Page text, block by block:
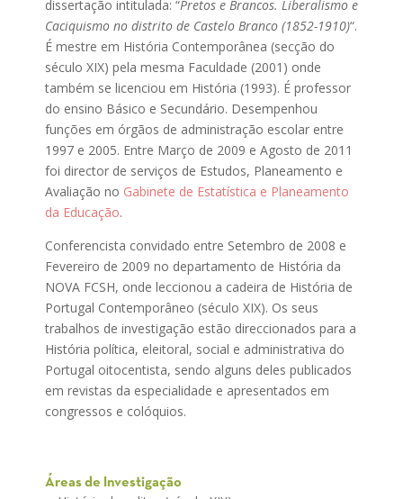
dissertação intitulada: “Pretos e Brancos. Liberalismo e
Caciquismo no distrito de Castelo Branco (1852-1910)“.
É mestre em História Contemporânea (secção do
século XIX) pela mesma Faculdade (2001) onde
também se licenciou em História (1993). É professor
do ensino Básico e Secundário. Desempenhou
funções em órgãos de administração escolar entre
1997 e 2005. Entre Março de 2009 e Agosto de 2011
foi director de serviços de Estudos, Planeamento e
Avaliação no Gabinete de Estatística e Planeamento
da Educação.
Conferencista convidado entre Setembro de 2008 e
Fevereiro de 2009 no departamento de História da
NOVA FCSH, onde leccionou a cadeira de História de
Portugal Contemporâneo (século XIX). Os seus
trabalhos de investigação estão direccionados para a
História política, eleitoral, social e administrativa do
Portugal oitocentista, sendo alguns deles publicados
em revistas da especialidade e apresentados em
congressos e colóquios.
Áreas de Investigação